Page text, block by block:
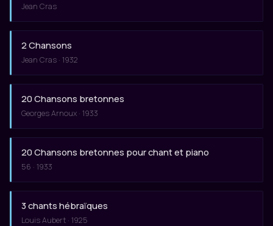
Jean Cras
2 Chansons
Jean Cras · 1932
20 Chansons bretonnes
Georges Arnoux · 1933
20 Chansons bretonnes pour chant et piano
56 · 1933
3 chants hébraïques
Louis Aubert · 1925